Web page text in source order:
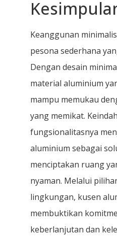
Keanggunan
pesona sederhana
Dengan desain
material aluminium
mampu memukau
yang memikat.
fungsionalitasnya
aluminium sebagai
menciptakan ruang
nyaman. Melalui
lingkungan, kusen
membuktikan
keberlanjutan dan